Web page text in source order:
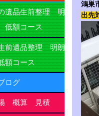
鴻巣
出先
遺品生前整理 明
額コース
前遺品整理 明朗
額コース
ログ
場 概算 見積